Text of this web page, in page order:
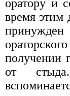
оратору и
вре­мя этим
получении
от